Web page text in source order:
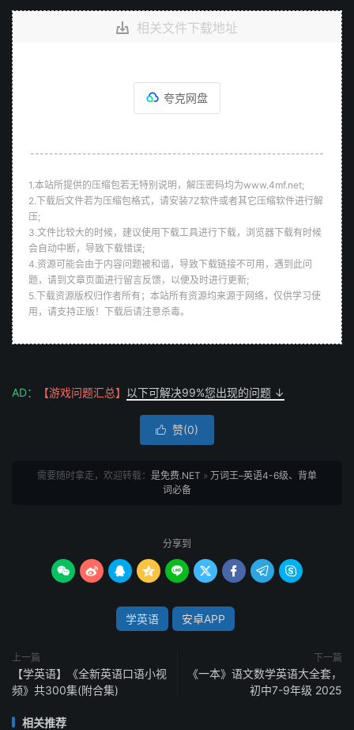
相关文件下载地址
夸克网盘
--------------------------------------------------------------
1.本站所提供的压缩包若无特别说明，解压密码均为www.4mf.net;
2.下载后文件若为压缩包格式，请安装7Z软件或者其它压缩软件进行解
压;
3.文件比较大的时候，建议使用下载工具进行下载，浏览器下载有时候
会自动中断，导致下载错误;
4.资源可能会由于内容问题被和谐，导致下载链接不可用，遇到此问
题，请到文章页面进行留言反馈，以便及时进行更新;
5.下载资源版权归作者所有；本站所有资源均来源于网络，仅供学习使
用，请支持正版！下载后请注意杀毒。
AD： 【游戏问题汇总】 以下可解决99%您出现的问题 ↓
 赞(0)
需要随时拿走，欢迎转载： 是免费.NET » 万词王–英语4-6级、背单
词必备
分享到
        
学英语 安卓APP
上一篇
【学英语】《全新英语口语小视
频》共300集(附合集)
下一篇
《一本》语文数学英语大全套，
初中7-9年级 2025
相关推荐